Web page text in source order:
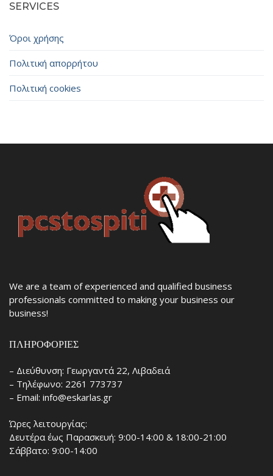
SERVICES
Όροι χρήσης
Πολιτική απορρήτου
Πολιτική cookies
We are a team of experienced and qualified business
professionals committed to making your business our
business!
ΠΛΗΡΟΦΟΡΊΕΣ
– Διεύθυνση: Γεωργαντά 22, Λιβαδειά
– Τηλέφωνο: 2261 773737
– Email: info@eskarlas.gr
Ώρες λειτουργίας:
Δευτέρα έως Παρασκευή: 9:00-14:00 & 18:00-21:00
Σάββατο: 9:00-14:00